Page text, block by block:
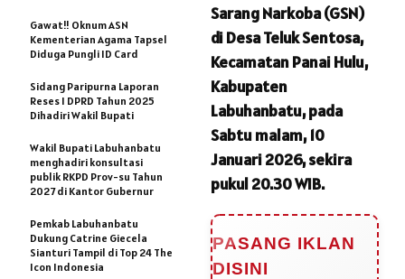
Sarang Narkoba (GSN)
di Desa Teluk Sentosa,
Kecamatan Panai Hulu,
Kabupaten
Labuhanbatu, pada
Sabtu malam, 10
Januari 2026, sekira
pukul 20.30 WIB.
PASANG IKLAN
DISINI
Gawat!! Oknum ASN
Kementerian Agama Tapsel
Diduga Pungli ID Card
Sidang Paripurna Laporan
Reses I DPRD Tahun 2025
Dihadiri Wakil Bupati
Wakil Bupati Labuhanbatu
menghadiri konsultasi
publik RKPD Prov-su Tahun
2027 di Kantor Gubernur
Pemkab Labuhanbatu
Dukung Catrine Giecela
Sianturi Tampil di Top 24 The
Icon Indonesia